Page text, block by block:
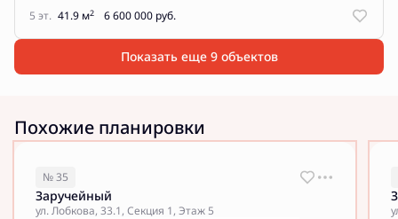
5 эт. 41.9 м2 6 600 000 руб.
Показать еще 9 объектов
Похожие планировки
№ 35
Заручейный
ул. Лобкова, 33.1, Секция 1, Этаж 5